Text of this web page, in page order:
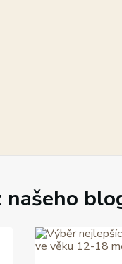
našeho